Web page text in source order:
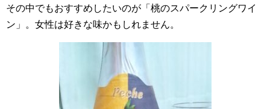
その中でもおすすめしたいのが「桃のスパークリングワイ
ン」。女性は好きな味かもしれません。